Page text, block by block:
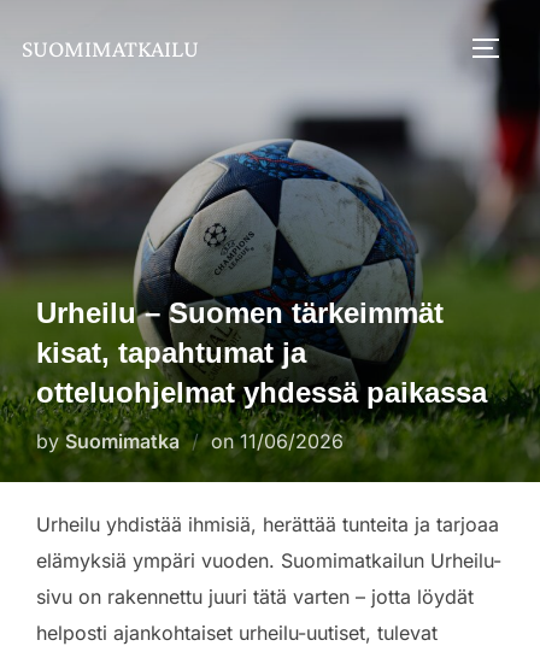
SUOMIMATKAILU
Urheilu – Suomen tärkeimmät
kisat, tapahtumat ja
otteluohjelmat yhdessä paikassa
bySuomimatka onPosted
11/06/2026
Urheilu yhdistää ihmisiä, herättää tunteita ja tarjoaa
elämyksiä ympäri vuoden. Suomimatkailun Urheilu-
sivu on rakennettu juuri tätä varten – jotta löydät
helposti ajankohtaiset urheilu-uutiset, tulevat